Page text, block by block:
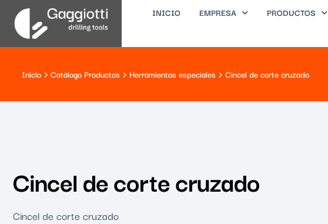
INICIO EMPRESA PRODUCTOS
Inicio Catálogo Productos Herramientas especiales Cincel de corte cruzado
Cincel de corte cruzado
Cincel de corte cruzado